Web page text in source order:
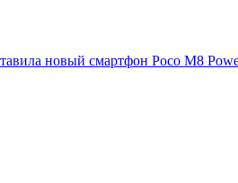
новый смартфон Poco M8